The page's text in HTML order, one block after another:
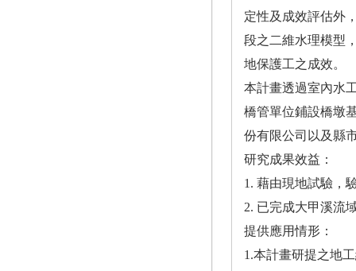
定性及成效評估外
段之二維水理模型
地保護工之成效。
本計畫透過室內水
橋管單位鋪設橋墩
份有限公司以及縣
研究成果效益：
1. 藉由現地試驗，
2. 已完成大甲溪流
提供應用情形：
1.本計畫研提之地